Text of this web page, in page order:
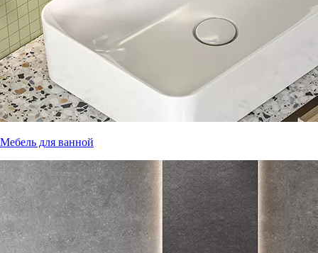
Мебель для ванной